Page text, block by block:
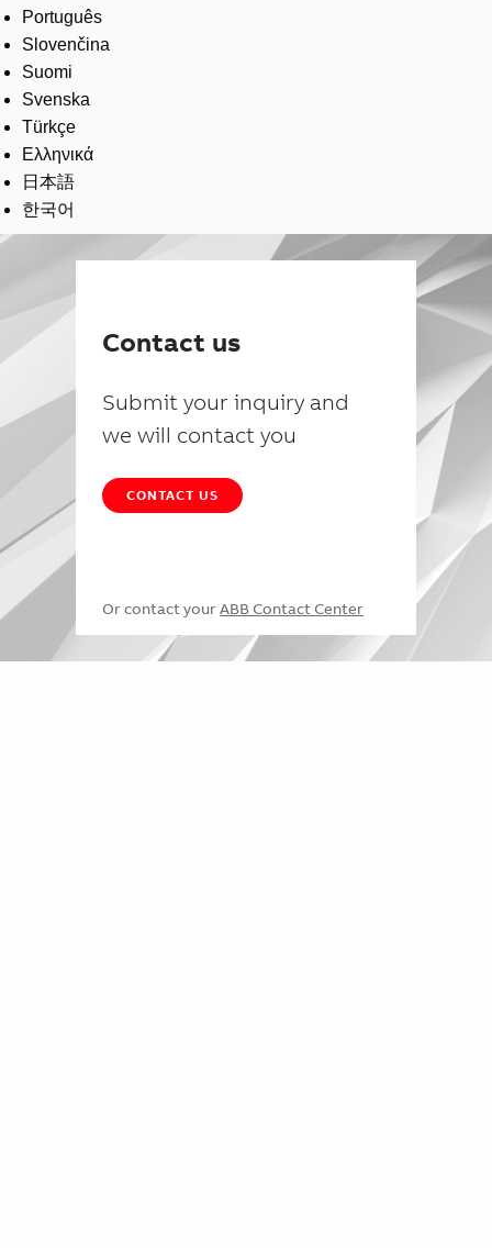
Português
Slovenčina
Suomi
Svenska
Türkçe
Ελληνικά
日本語
한국어
Contact us
Submit your inquiry and
we will contact you
CONTACT US
Or contact your ABB Contact Center